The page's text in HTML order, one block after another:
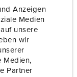
Anzeigen
Medien
unsere
wir
Medien,
Partner